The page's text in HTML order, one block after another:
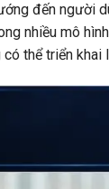
đến người
nhiều mô
thể triển